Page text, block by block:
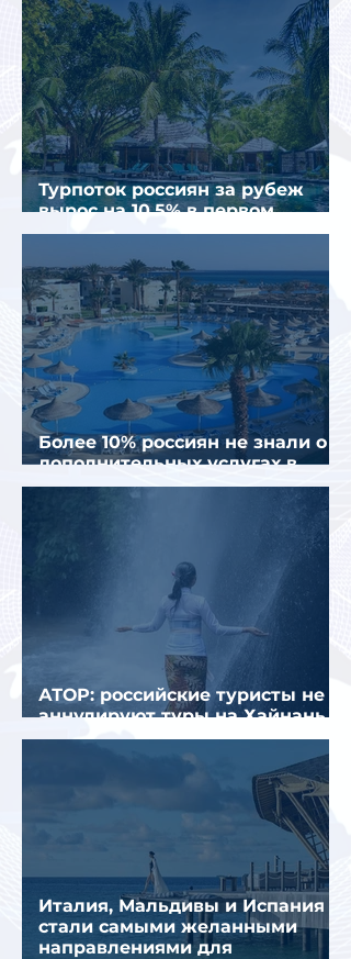
Турпоток россиян за рубеж
вырос на 10,5% в первом
полугодии 2026 года
Более 10% россиян не знали о
дополнительных услугах в
отелях
АТОР: российские туристы не
аннулируют туры на Хайнань
из-за тайфуна «Дельфин»
Италия, Мальдивы и Испания
стали самыми желанными
направлениями для